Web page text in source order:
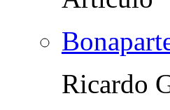
Ricardo